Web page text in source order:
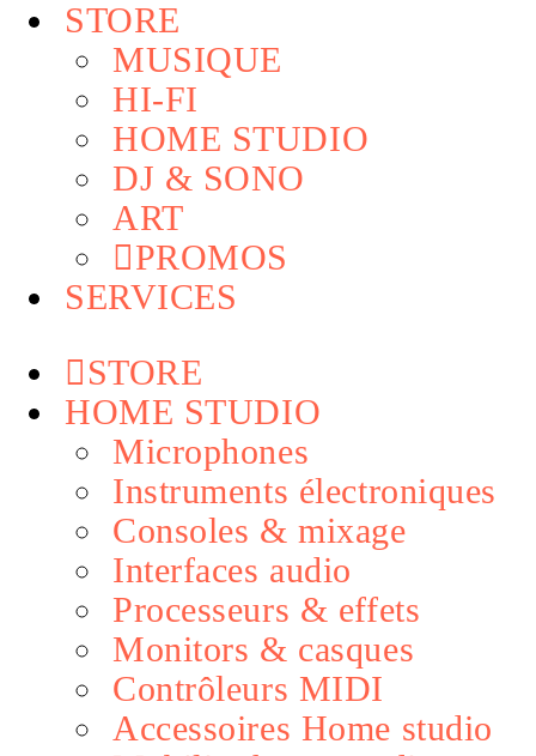
STORE
MUSIQUE
HI-FI
HOME STUDIO
DJ & SONO
ART
PROMOS
SERVICES
STORE
HOME STUDIO
Microphones
Instruments électroniques
Consoles & mixage
Interfaces audio
Processeurs & effets
Monitors & casques
Contrôleurs MIDI
Accessoires Home studio